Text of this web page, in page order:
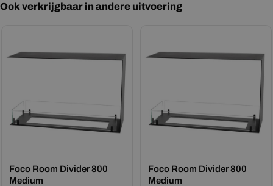
Ook verkrijgbaar in andere uitvoering
Foco Room Divider 800
Medium
Foco Room Divider 800
Medium